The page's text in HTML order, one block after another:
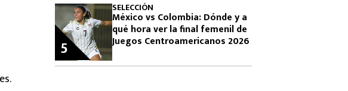
SELECCIÓN
México vs Colombia: Dónde y a
qué hora ver la final femenil de
Juegos Centroamericanos 2026
5